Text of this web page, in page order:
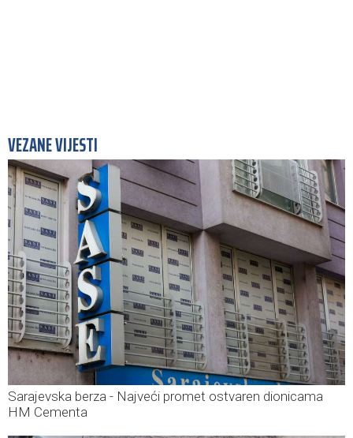
VEZANE VIJESTI
Sarajevska berza - Najveći promet ostvaren dionicama
HM Cementa